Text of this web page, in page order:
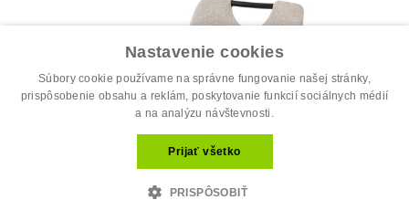
Nastavenie cookies
Súbory cookie používame na správne fungovanie našej stránky,
prispôsobenie obsahu a reklám, poskytovanie funkcií sociálnych médií
a na analýzu návštevnosti.
Prijať všetko
PRISPÔSOBIŤ